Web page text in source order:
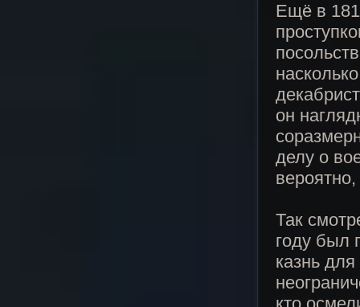
Ещё в
он
делу о
Так
году был
казнь